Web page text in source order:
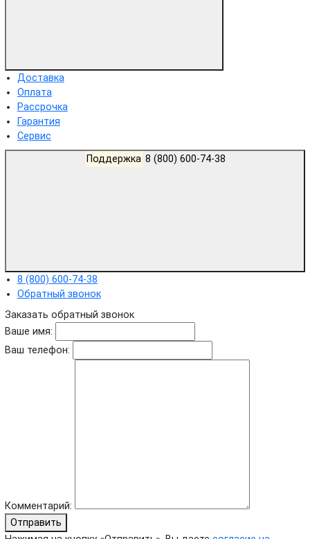
Доставка
Оплата
Рассрочка
Гарантия
Сервис
Поддержка
8 (800) 600-74-38
Обратный звонок
Заказать обратный звонок
Ваше имя:
Ваш телефон:
Комментарий:
Отправить